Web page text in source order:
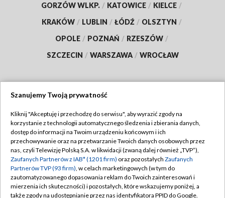
GORZÓW WLKP. / KATOWICE / KIELCE /
KRAKÓW / LUBLIN / ŁÓDŹ / OLSZTYN /
OPOLE / POZNAŃ / RZESZÓW /
SZCZECIN / WARSZAWA / WROCŁAW
TVP
Abonament TVP
Emisja w TVP
Centrum informacji TVP
Naziemna Telewizja Cyfrowa
Regulamin TVP
Polityka prywatności
Moje zgody
Pomoc
Szanujemy Twoją prywatność
Kliknij "Akceptuję i przechodzę do serwisu", aby wyrazić zgody na
korzystanie z technologii automatycznego śledzenia i zbierania danych,
dostęp do informacji na Twoim urządzeniu końcowym i ich
przechowywanie oraz na przetwarzanie Twoich danych osobowych przez
nas, czyli Telewizję Polską S.A. w likwidacji (zwaną dalej również „TVP”),
Zaufanych Partnerów z IAB* (1201 firm) oraz pozostałych Zaufanych
Partnerów TVP (93 firm), w celach marketingowych (w tym do
zautomatyzowanego dopasowania reklam do Twoich zainteresowań i
mierzenia ich skuteczności) i pozostałych, które wskazujemy poniżej, a
także zgody na udostępnianie przez nas identyfikatora PPID do Google.